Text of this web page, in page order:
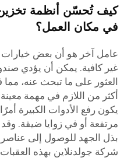
كيف تُحسّن أنظمة تخزين
في مكان العمل؟
عامل آخر هو أن بعض خيارات
غير كافية. يمكن أن يؤدي
العثور على ما تبحث عنه،
أكثر من اللازم في مهمة
يكون رفع الأدوات الكبيرة
مرتفعة أو في زوايا ضيقة.
بذل الجهد للوصول إلى
شركة جولدنلاين بهذه